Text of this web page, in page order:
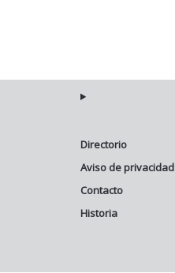
Directorio
Aviso de privacidad
Contacto
Historia